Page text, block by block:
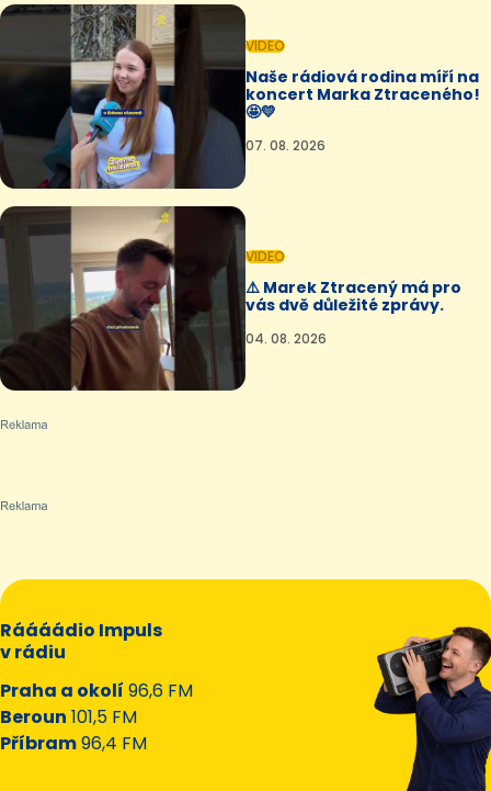
VIDEO
Naše rádiová rodina míří na
koncert Marka Ztraceného!
🤩💛
07. 08. 2026
VIDEO
⚠️ Marek Ztracený má pro
vás dvě důležité zprávy.
04. 08. 2026
Ráááádio Impuls
v rádiu
Praha a okolí 96,6 FM
Beroun 101,5 FM
Příbram96,4 FM